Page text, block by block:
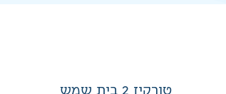
טורקיז 2 בית שמש